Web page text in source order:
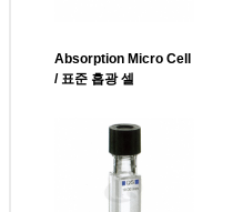
Absorption Micro Cell
/ 표준 흡광 셀